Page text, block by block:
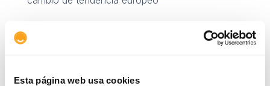
Esta página web usa cookies
Mejora de la productividad